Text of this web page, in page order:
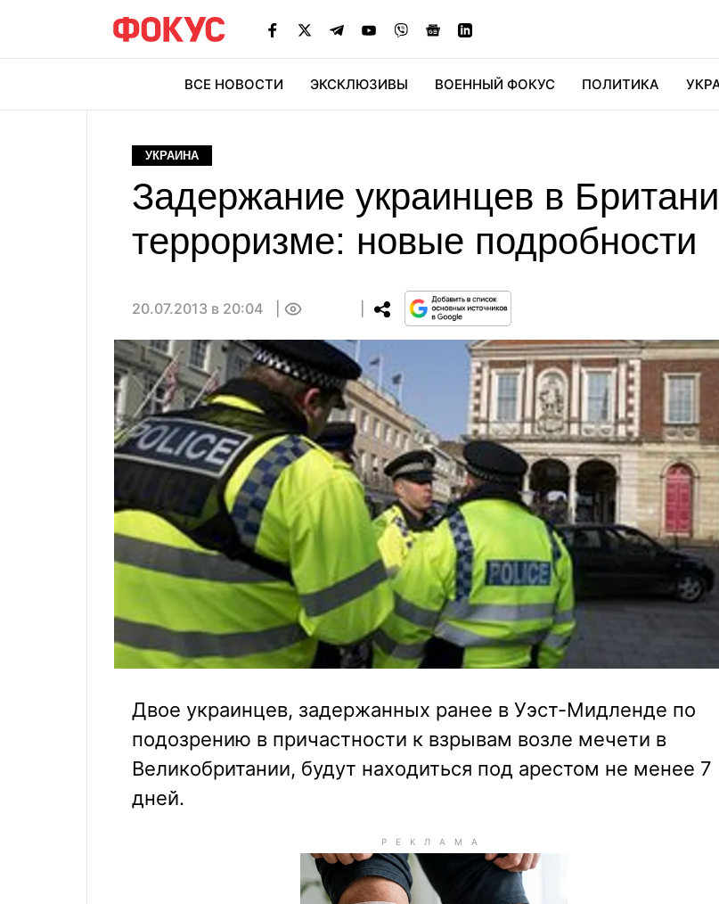
ВСЕ НОВОСТИ ЭКСКЛЮЗИВЫ ВОЕННЫЙ ФОКУС ПОЛИТИКА
УКРАИНА
Задержание украинцев в
терроризме: новые подробности
20.07.2013 в 20:04
Двое украинцев, задержанных ранее в Уэст-Мидленде по
подозрению в причастности к взрывам возле мечети в
Великобритании, будут находиться под арестом не менее 7
дней.